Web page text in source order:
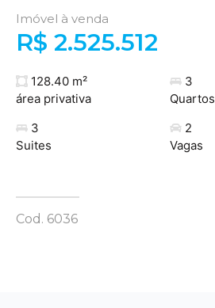
Imóvel à venda
R$ 2.525.512
128.40 m²
área privativa
3
Quartos
3
Suites
2
Vagas
Cod. 6036